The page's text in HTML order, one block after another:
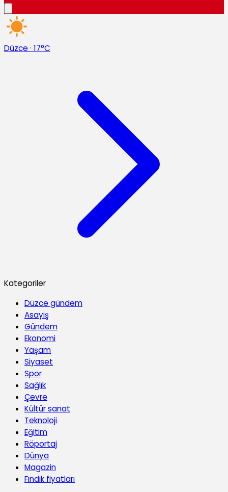
Düzce · 17°C
Kategoriler
Düzce gündem
Asayiş
Gündem
Ekonomi
Yaşam
Siyaset
Spor
Sağlık
Çevre
Kültür sanat
Teknoloji
Eğitim
Röportaj
Dünya
Magazin
Fındık fiyatları